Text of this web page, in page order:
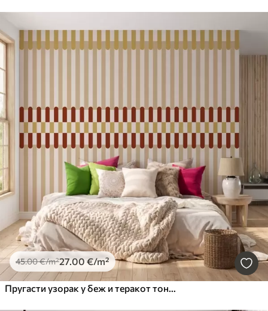
45.00€/m²27.00€/m²
Пругасти узорак у беж и теракот тоновима